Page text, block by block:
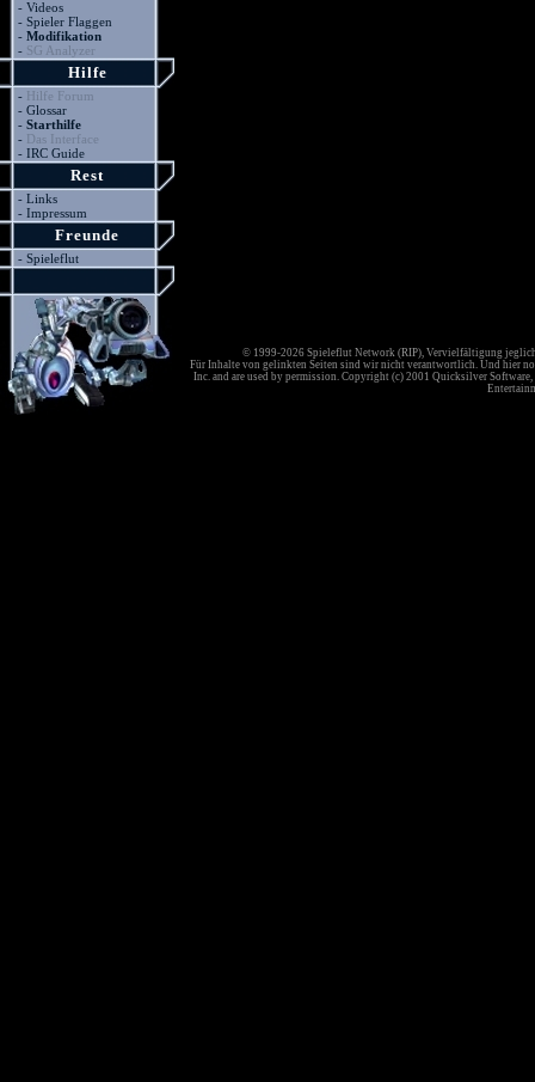
- Videos
- Spieler Flaggen
- Modifikation
- SG Analyzer
Hilfe
- Hilfe Forum
- Glossar
- Starthilfe
- Das Interface
- IRC Guide
Rest
- Links
- Impressum
Freunde
- Spieleflut
© 1999-2026 Spieleflut Network (RIP), Vervielfältigung
Für Inhalte von gelinkten Seiten sind wir nicht verantwortlich. Und hier
Inc. and are used by permission. Copyright (c) 2001 Quicksilver